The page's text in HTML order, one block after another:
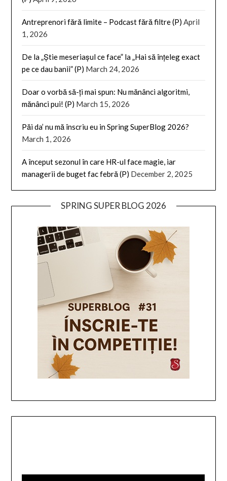
Antreprenori fără limite – Podcast fără filtre (P) April
1, 2026
De la „Știe meseriașul ce face” la „Hai să înțeleg exact
pe ce dau banii” (P) March 24, 2026
Doar o vorbă să-ți mai spun: Nu mănânci algoritmi,
mănânci pui! (P) March 15, 2026
Păi da’ nu mă înscriu eu in Spring SuperBlog 2026?
March 1, 2026
A început sezonul în care HR-ul face magie, iar
managerii de buget fac febră (P) December 2, 2025
SPRING SUPER BLOG 2026